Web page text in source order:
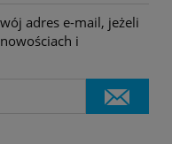
adres e-mail, jeżeli
i